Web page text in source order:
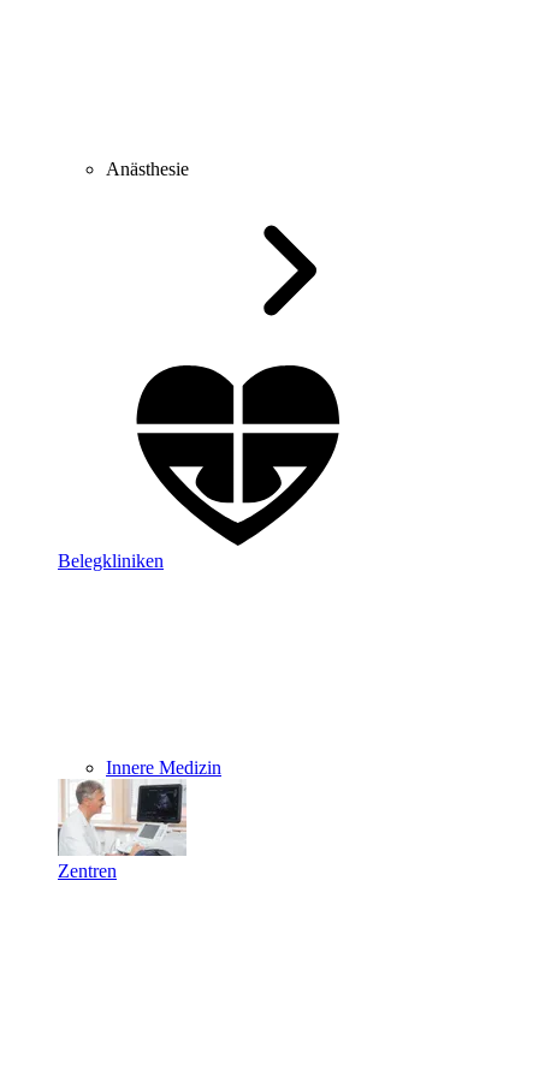
Anästhesie
Belegkliniken
Innere Medizin
Zentren